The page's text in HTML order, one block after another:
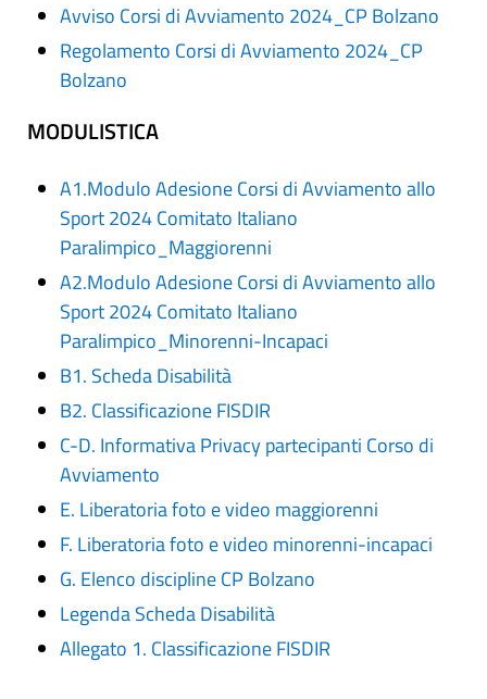
Avviso Corsi di Avviamento 2024_CP Bolzano
Regolamento Corsi di Avviamento 2024_CP
Bolzano
MODULISTICA
A1.Modulo Adesione Corsi di Avviamento allo
Sport 2024 Comitato Italiano
Paralimpico_Maggiorenni
A2.Modulo Adesione Corsi di Avviamento allo
Sport 2024 Comitato Italiano
Paralimpico_Minorenni-Incapaci
B1. Scheda Disabilità
B2. Classificazione FISDIR
C-D. Informativa Privacy partecipanti Corso di
Avviamento
E. Liberatoria foto e video maggiorenni
F. Liberatoria foto e video minorenni-incapaci
G. Elenco discipline CP Bolzano
Legenda Scheda Disabilità
Allegato 1. Classificazione FISDIR